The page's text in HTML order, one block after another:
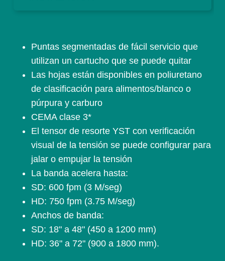
Puntas segmentadas de fácil servicio que
utilizan un cartucho que se puede quitar
Las hojas están disponibles en poliuretano
de clasificación para alimentos/blanco o
púrpura y carburo
CEMA clase 3*
El tensor de resorte YST con verificación
visual de la tensión se puede configurar para
jalar o empujar la tensión
La banda acelera hasta:
SD: 600 fpm (3 M/seg)
HD: 750 fpm (3.75 M/seg)
Anchos de banda:
SD: 18" a 48" (450 a 1200 mm)
HD: 36" a 72" (900 a 1800 mm).